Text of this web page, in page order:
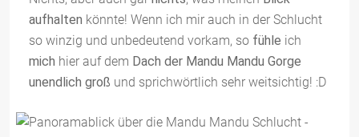
aufhalten könnte! Wenn ich mir auch in der Schlucht
so winzig und unbedeutend vorkam, so fühle ich
mich hier auf dem Dach der Mandu Mandu Gorge
unendlich groß und sprichwörtlich sehr weitsichtig! :D